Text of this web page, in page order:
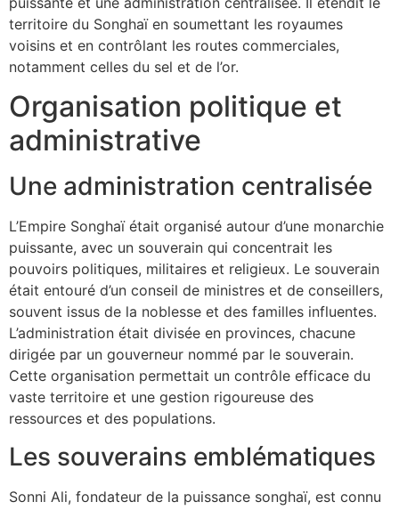
territoire du Songhaï en soumettant les royaumes
voisins et en contrôlant les routes commerciales,
notamment celles du sel et de l’or.
Organisation politique et
administrative
Une administration centralisée
L’Empire Songhaï était organisé autour d’une monarchie
puissante, avec un souverain qui concentrait les
pouvoirs politiques, militaires et religieux. Le souverain
était entouré d’un conseil de ministres et de conseillers,
souvent issus de la noblesse et des familles influentes.
L’administration était divisée en provinces, chacune
dirigée par un gouverneur nommé par le souverain.
Cette organisation permettait un contrôle efficace du
vaste territoire et une gestion rigoureuse des
ressources et des populations.
Les souverains emblématiques
Sonni Ali, fondateur de la puissance songhaï, est connu